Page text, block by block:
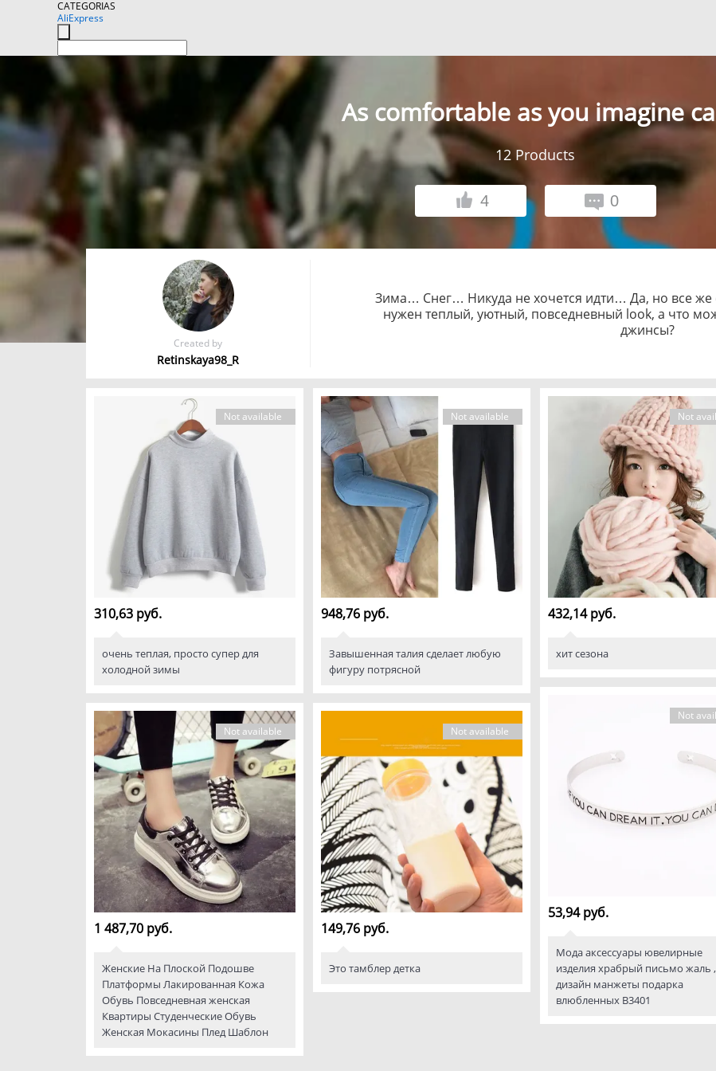
CATEGORIAS
AliExpress
As comfortable as you imagine
12Products
4 0
Created by
Retinskaya98_R
Зима… Снег… Никуда не хочется идти… Да, но все же
нужен теплый, уютный, повседневный look, а что
джинсы?
Not available
310,63 руб.
очень теплая, просто супер для
холодной зимы
Not available
948,76 руб.
Завышенная талия сделает любую
фигуру потрясной
Not
432,14 руб.
хит сезона
Not
53,94 руб.
Мода аксессуары ювелирные
изделия храбрый письмо жаль
дизайн манжеты подарка
влюбленных B3401
Not available
1 487,70 руб.
Женские На Плоской Подошве
Платформы Лакированная Кожа
Обувь Повседневная женская
Квартиры Студенческие Обувь
Женская Мокасины Плед Шаблон
Not available
149,76 руб.
Это тамблер детка